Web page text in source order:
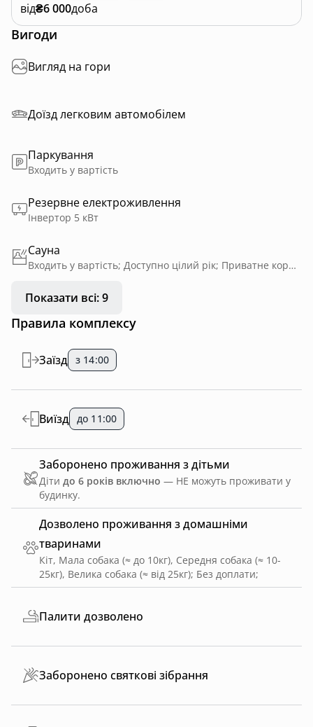
від₴6 000доба
Вигоди
Вигляд на гори
Доїзд легковим автомобілем
Паркування
Входить у вартість
Резервне електроживлення
Інвертор 5 кВт
Сауна
Входить у вартість; Доступно цілий рік; Приватне користування
Показати всі: 9
Правила комплексу
Дозволено проживання з домашніми
тваринами
Кіт, Мала собака (≈ до 10кг), Середня собака (≈ 10-
25кг), Велика собака (≈ від 25кг); Без доплати;
Заїзд з 14:00
Виїзд до 11:00
Заборонено проживання з дітьми
Діти до 6 років включно — НЕ можуть проживати у
будинку.
Палити дозволено
Заборонено святкові зібрання